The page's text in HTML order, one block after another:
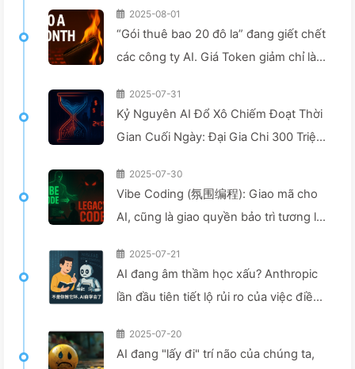
2025-08-01
“Gói thuê bao 20 đô la” đang giết chết
các công ty AI. Giá Token giảm chỉ là
chính là lòng tham của bạn — Học AI
một cách từ từ 164
2025-07-31
Kỷ Nguyên AI Đổ Xô Chiếm Đoạt Thời
Gian Cuối Ngày: Đại Gia Chi 300 Triệu
Toán, Cướp Đi Giấc Ngủ Để Bán Thời
Gian Nhàn Rỗi Của Bạn Cho Nhà
Quảng Cáo, Đế Chế Số Định Giá
Không Thương Xót Thời Gian Tập
Trung Của Bạn - Từ Từ Học AI166
2025-07-30
Vibe Coding (氛围编程): Giao mã cho
AI, cũng là giao quyền bảo trì tương lai
2025-07-21
AI đang âm thầm học xấu? Anthropic
lần đầu tiên tiết lộ rủi ro của việc điều
2025-07-20
AI đang "lấy đi" trí não của chúng ta,